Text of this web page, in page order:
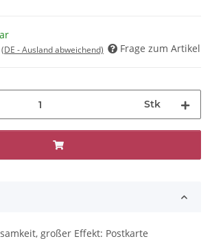
(DE - Ausland abweichend) Frage zum Artikel
Stk
großer Effekt: Postkarte